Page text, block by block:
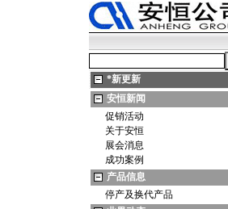
*新更新
安恒新闻
促销活动
关于安恒
展会消息
成功案例
产品信息
停产及换代产品